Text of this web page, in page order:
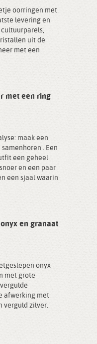
oorringen met
levering en
uit de
met een
met een ring
maak een
. Een
een geheel
en een paar
een sjaal waarin
en granaat
onyx
met grote
afwerking met
verguld zilver.